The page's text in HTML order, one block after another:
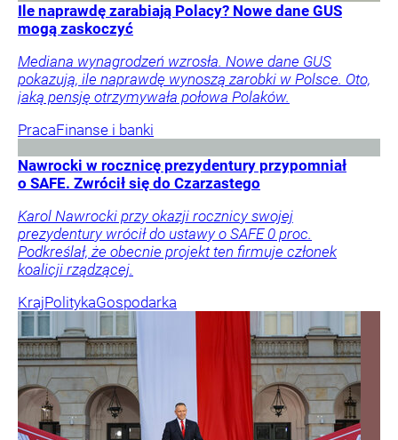
Ile naprawdę zarabiają Polacy? Nowe dane GUS
mogą zaskoczyć
Mediana wynagrodzeń wzrosła. Nowe dane GUS
pokazują, ile naprawdę wynoszą zarobki w Polsce. Oto,
jaką pensję otrzymywała połowa Polaków.
PracaFinanse i banki
Nawrocki w rocznicę prezydentury przypomniał
o SAFE. Zwrócił się do Czarzastego
Karol Nawrocki przy okazji rocznicy swojej
prezydentury wrócił do ustawy o SAFE 0 proc.
Podkreślał, że obecnie projekt ten firmuje członek
koalicji rządzącej.
KrajPolitykaGospodarka